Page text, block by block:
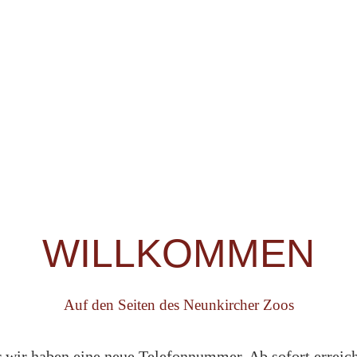
WILLKOMMEN
Auf den Seiten des Neunkircher Zoos